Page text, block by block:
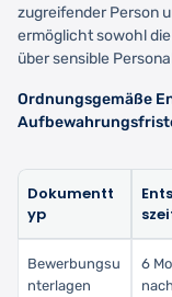
zugreifender Person
ermöglicht sowohl
über sensible
Ordnungsgemäße
Dokumentt
yp
Bewerbungsu
nterlagen
6